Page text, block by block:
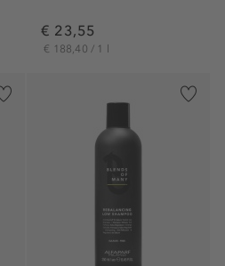
€ 23,55
€ 188,40 / 1 l